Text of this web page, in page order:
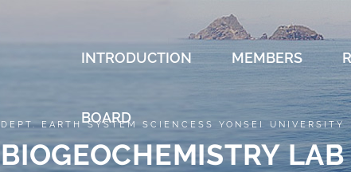
INTRODUCTION MEMBERS
BOARD
DEPT. EARTH SYSTEM SCIENCESS YONSEI UNIVERSITY
BIOGEOCHEMISTRY LAB